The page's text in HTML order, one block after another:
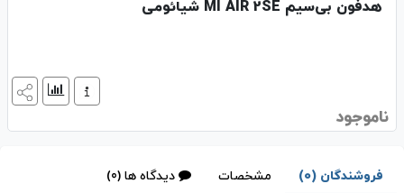
هدفون بی‌سیم MI AIR 2SE شیائومی
ناموجود
فروشندگان (0) مشخصات دیدگاه ها (0)